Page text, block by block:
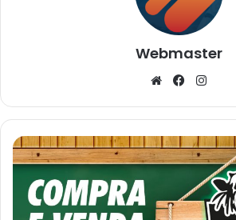
Webmaster
WebsiteFacebook